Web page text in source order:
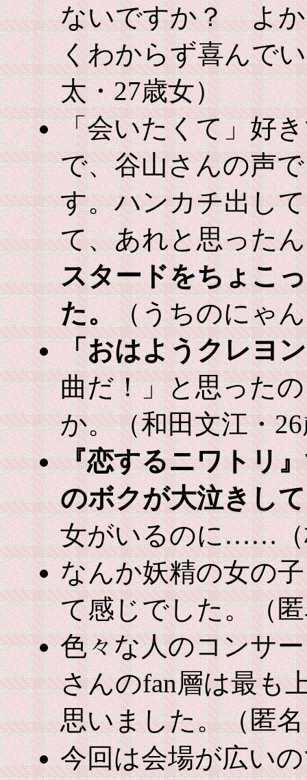
ないですか？ よ
くわからず喜んで
太・27歳女）
「会いたくて」好
で、谷山さんの声
す。ハンカチ出し
て、あれと思った
スタードをちょこ
た。（うちのにゃ
「おはようクレヨ
曲だ！」と思った
か。（和田文江・
『恋するニワトリ
のボクが大泣きし
女がいるのに……（
なんか妖精の女の
て感じでした。（
色々な人のコンサ
さんのfan層は最も
思いました。（匿
今回は会場が広い